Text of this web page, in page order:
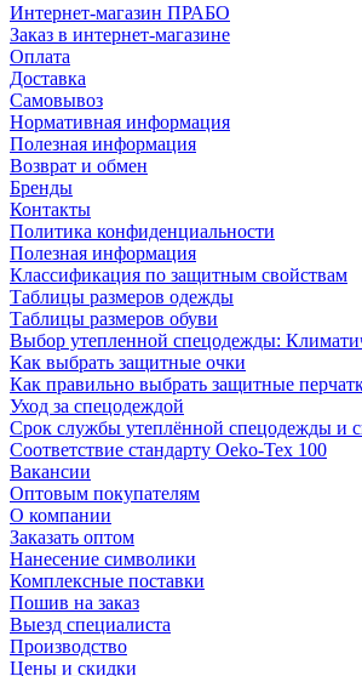
Интернет-магазин ПРАБО
Заказ в интернет-магазине
Оплата
Доставка
Самовывоз
Нормативная информация
Полезная информация
Возврат и обмен
Бренды
Контакты
Политика конфиденциальности
Полезная информация
Классификация по защитным свойствам
Таблицы размеров одежды
Таблицы размеров обуви
Выбор утепленной спецодежды:
Как выбрать защитные очки
Как правильно выбрать защитные
Уход за спецодеждой
Срок службы утеплённой спецодежды и
Соответствие стандарту Oeko-Tex 100
Вакансии
Оптовым покупателям
О компании
Заказать оптом
Нанесение символики
Комплексные поставки
Пошив на заказ
Выезд специалиста
Производство
Цены и скидки